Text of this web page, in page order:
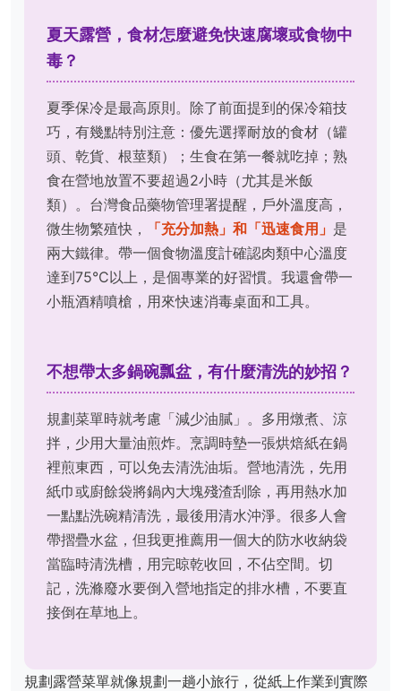
夏天露營，食材怎麼避免快速腐壞或食物中
毒？
夏季保冷是最高原則。除了前面提到的保冷箱技
巧，有幾點特別注意：優先選擇耐放的食材（罐
頭、乾貨、根莖類）；生食在第一餐就吃掉；熟
食在營地放置不要超過2小時（尤其是米飯
類）。台灣食品藥物管理署提醒，戶外溫度高，
微生物繁殖快，
「充分加熱」和「迅速食用」 是
兩大鐵律。帶一個食物溫度計確認肉類中心溫度
達到75°C以上，是個專業的好習慣。我還會帶一
小瓶酒精噴槍，用來快速消毒桌面和工具。
不想帶太多鍋碗瓢盆，有什麼清洗的妙招？
規劃菜單時就考慮「減少油膩」。多用燉煮、涼
拌，少用大量油煎炸。烹調時墊一張烘焙紙在鍋
裡煎東西，可以免去清洗油垢。營地清洗，先用
紙巾或廚餘袋將鍋內大塊殘渣刮除，再用熱水加
一點點洗碗精清洗，最後用清水沖淨。很多人會
帶摺疊水盆，但我更推薦用一個大的防水收納袋
當臨時清洗槽，用完晾乾收回，不佔空間。切
記，洗滌廢水要倒入營地指定的排水槽，不要直
接倒在草地上。
規劃露營菜單就像規劃一趟小旅行，從紙上作業到實際